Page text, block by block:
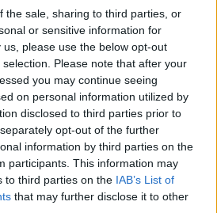
the sale, sharing to third parties, or
or sensitive information for
please use the below opt-out
Please note that after your
you may continue seeing
on personal information utilized by
disclosed to third parties prior to
opt-out of the further
information by third parties on the
participants. This information may
to third parties on the IAB’s List of
that may further disclose it to other
Hodí se proto pro vytápění i v
ovzduší.
soutěžit o titul Vesnice roku
ČIA)
ročníku soutěže "Vesnice roku
Podle ředitelkyRegionální
Zdeňky Ušelové je soutěž především
obce se mohou zviditelnit a
dodala Ušelová. Přihlášené obce
roku", ale mohou získat také dílčí
stuhu komise uděluje za činnost s